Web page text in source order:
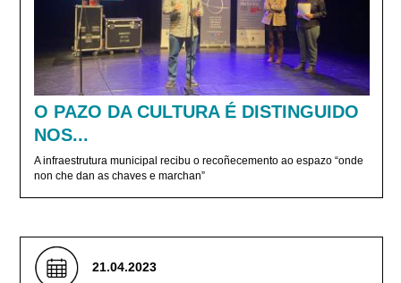
O PAZO DA CULTURA É DISTINGUIDO
NOS...
A infraestrutura municipal recibu o recoñecemento ao espazo “onde
non che dan as chaves e marchan”
21.04.2023